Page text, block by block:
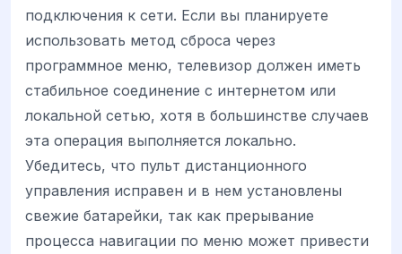
подключения к сети. Если вы планируете
использовать метод сброса через
программное меню, телевизор должен иметь
стабильное соединение с интернетом или
локальной сетью, хотя в большинстве случаев
эта операция выполняется локально.
Убедитесь, что пульт дистанционного
управления исправен и в нем установлены
свежие батарейки, так как прерывание
процесса навигации по меню может привести